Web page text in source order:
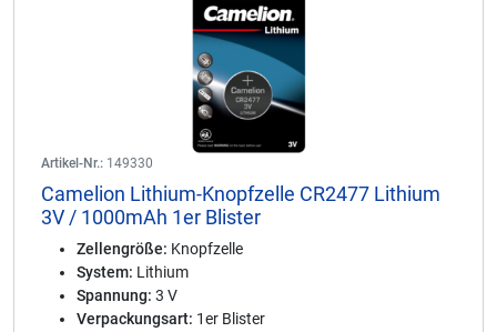
Artikel-Nr.: 149330
Camelion Lithium-Knopfzelle CR2477 Lithium
3V / 1000mAh 1er Blister
Zellengröße: Knopfzelle
System: Lithium
Spannung: 3 V
Verpackungsart: 1er Blister